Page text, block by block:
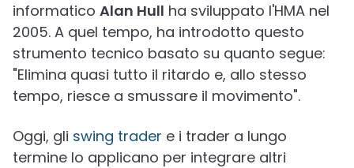
informatico Alan Hull ha sviluppato l'HMA nel
2005. A quel tempo, ha introdotto questo
strumento tecnico basato su quanto segue:
"Elimina quasi tutto il ritardo e, allo stesso
tempo, riesce a smussare il movimento".
Oggi, gli swing trader e i trader a lungo
termine lo applicano per integrare altri